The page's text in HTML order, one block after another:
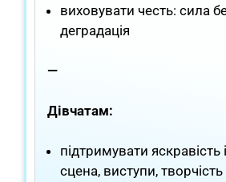
виховувати честь: сила
деградація
—
Дівчатам:
підтримувати яскравість
сцена, виступи, творчість